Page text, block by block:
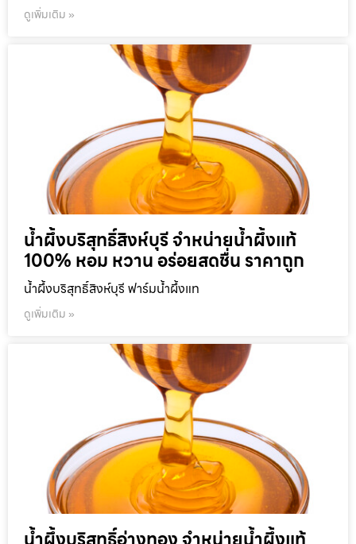
ดูเพิ่มเติม »
น้ำผึ้งบริสุทธิ์สิงห์บุรี จำหน่ายน้ำผึ้งแท้
100% หอม หวาน อร่อยสดชื่น ราคาถูก
น้ำผึ้งบริสุทธิ์สิงห์บุรี ฟาร์มน้ำผึ้งแท
ดูเพิ่มเติม »